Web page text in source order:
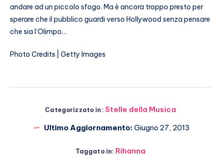
andare ad un piccolo sfogo. Ma è ancora troppo presto per
sperare che il pubblico guardi verso Hollywood senza pensare
che sia l’Olimpo…
Photo Credits | Getty Images
Categorizzato in: Stelle della Musica
Ultimo Aggiornamento: Giugno 27, 2013
Taggato in: Rihanna